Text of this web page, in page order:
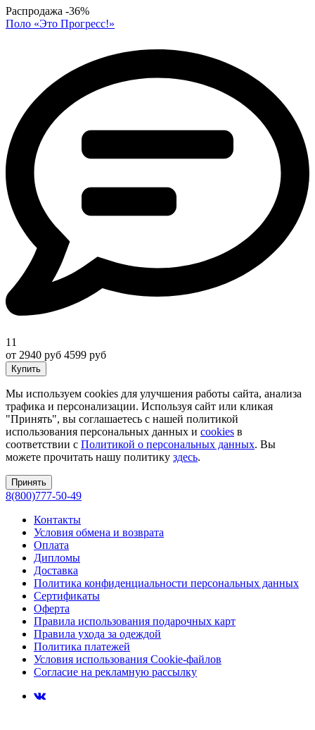
Распродажа -36%
Поло «Это Прогресс!»
11
от 2940 руб 4599 руб
Купить
Мы используем cookies для улучшения работы сайта, анализа
трафика и персонализации. Используя сайт или кликая
"Принять", вы соглашаетесь с нашей политикой
использования персональных данных и cookies в
соответствии с Политикой о персональных данных. Вы
можете прочитать нашу политику здесь.
Принять
8(800)777-50-49
Контакты
Условия обмена и возврата
Оплата
Дипломы
Доставка
Политика конфиденциальности персональных данных
Сертификаты
Оферта
Правила использования подарочных карт
Правила ухода за одеждой
Политика платежей
Условия использования Cookie-файлов
Согласие на рекламную рассылку